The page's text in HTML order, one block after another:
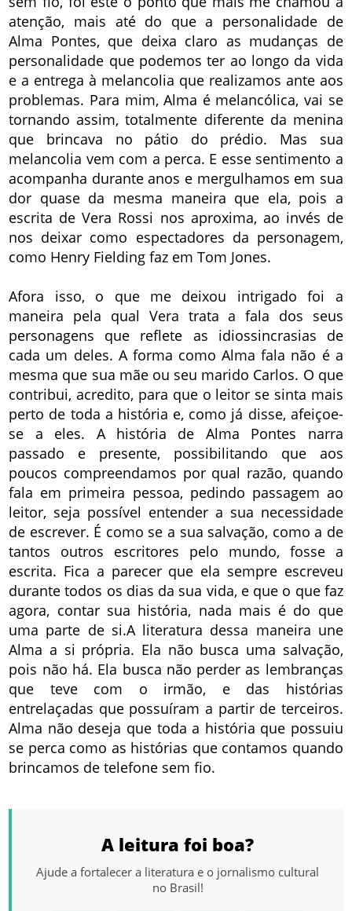
atenção, mais até do que a personalidade de
Alma Pontes, que deixa claro as mudanças de
personalidade que podemos ter ao longo da vida
e a entrega à melancolia que realizamos ante aos
problemas. Para mim, Alma é melancólica, vai se
tornando assim, totalmente diferente da menina
que brincava no pátio do prédio. Mas sua
melancolia vem com a perca. E esse sentimento a
acompanha durante anos e mergulhamos em sua
dor quase da mesma maneira que ela, pois a
escrita de Vera Rossi nos aproxima, ao invés de
nos deixar como espectadores da personagem,
como Henry Fielding faz em Tom Jones.
Afora isso, o que me deixou intrigado foi a
maneira pela qual Vera trata a fala dos seus
personagens que reflete as idiossincrasias de
cada um deles. A forma como Alma fala não é a
mesma que sua mãe ou seu marido Carlos. O que
contribui, acredito, para que o leitor se sinta mais
perto de toda a história e, como já disse, afeiçoe-
se a eles. A história de Alma Pontes narra
passado e presente, possibilitando que aos
poucos compreendamos por qual razão, quando
fala em primeira pessoa, pedindo passagem ao
leitor, seja possível entender a sua necessidade
de escrever. É como se a sua salvação, como a de
tantos outros escritores pelo mundo, fosse a
escrita. Fica a parecer que ela sempre escreveu
durante todos os dias da sua vida, e que o que faz
agora, contar sua história, nada mais é do que
uma parte de si.A literatura dessa maneira une
Alma a si própria. Ela não busca uma salvação,
pois não há. Ela busca não perder as lembranças
que teve com o irmão, e das histórias
entrelaçadas que possuíram a partir de terceiros.
Alma não deseja que toda a história que possuiu
se perca como as histórias que contamos quando
brincamos de telefone sem fio.
A leitura foi boa?
Ajude a fortalecer a literatura e o jornalismo cultural
no Brasil!